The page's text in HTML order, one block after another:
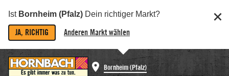
Ist Bornheim (Pfalz) Dein richtiger Markt?
JA, RICHTIG Anderen Markt wählen
Bornheim (Pfalz)